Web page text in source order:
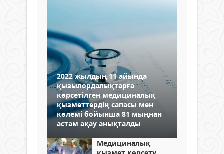
2022 жылдың 11 айында
қызылордалықтарға
көрсетілген медициналық
қызметтердің сапасы мен
көлемі бойынша 81 мыңнан
астам ақау анықталды
Медициналық